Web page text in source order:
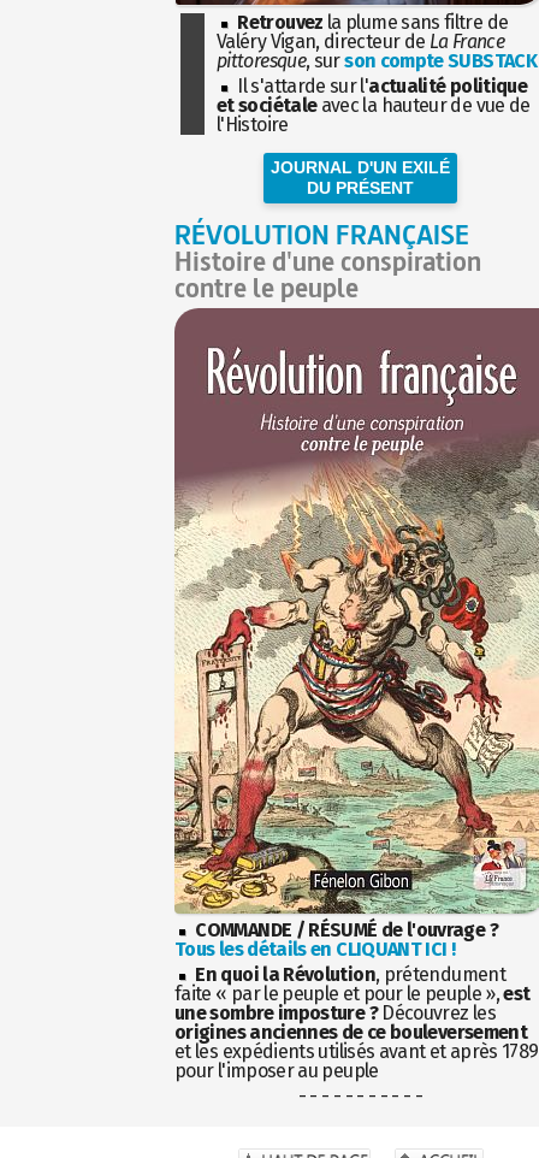
Retrouvez la plume sans filtre de
Valéry Vigan, directeur de La France
pittoresque, surson compte SUBSTACK
Il s'attarde sur l'actualité politique
et sociétaleavec la hauteur de vue de
l'Histoire
JOURNAL D'UN EXILÉ
DU PRÉSENT
RÉVOLUTION FRANÇAISE
Histoire d'une conspiration
contre le peuple
COMMANDE / RÉSUMÉ de l'ouvrage ?
Tous les détails en CLIQUANT ICI !
En quoi la Révolution, prétendument
faite « par le peuple et pour le peuple »,est
une sombre imposture ?Découvrez les
origines anciennes de ce bouleversement
et les expédients utilisés avant et après 1789
pour l'imposer au peuple
- - - - - - - - - - -